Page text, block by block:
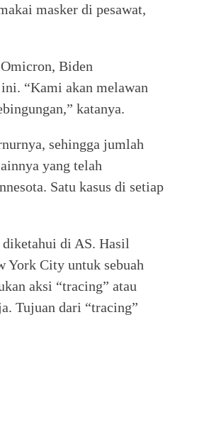
masker di pesawat,
Biden
“Kami akan melawan
katanya.
sehingga jumlah
yang telah
Satu kasus di setiap
diketahui di AS. Hasil
York City untuk sebuah
aksi “tracing” atau
Tujuan dari “tracing”